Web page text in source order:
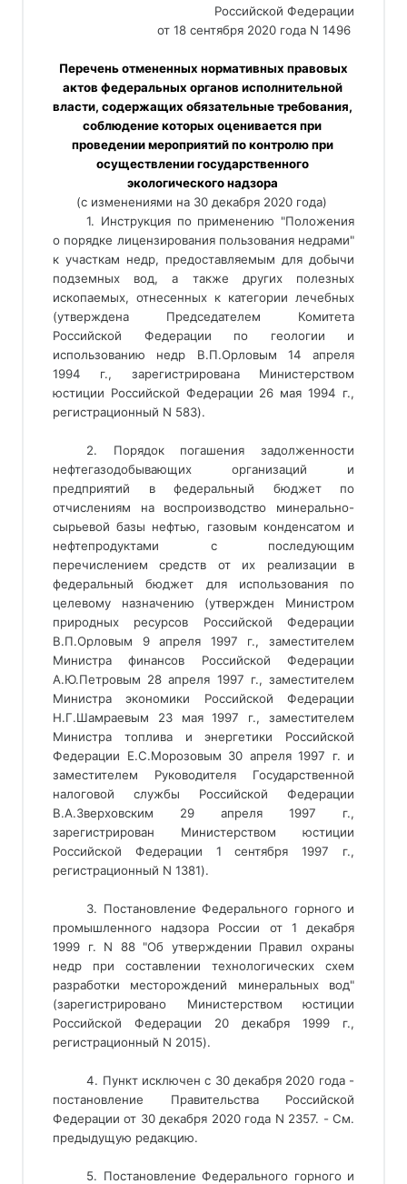
Российской Федерации
от 18 сентября 2020 года N 1496
актов федеральных органов исполнительной
власти, содержащих обязательные требования,
соблюдение которых оценивается при
проведении мероприятий по контролю при
осуществлении государственного
экологического надзора
(с изменениями на 30 декабря 2020 года)
1. Инструкция по применению "Положения
о порядке лицензирования пользования недрами"
к участкам недр, предоставляемым для добычи
подземных вод, а также других полезных
ископаемых, отнесенных к категории лечебных
(утверждена Председателем Комитета
Российской Федерации по геологии и
использованию недр В.П.Орловым 14 апреля
1994 г., зарегистрирована Министерством
юстиции Российской Федерации 26 мая 1994 г.,
регистрационный N 583).
2. Порядок погашения задолженности
нефтегазодобывающих организаций и
предприятий в федеральный бюджет по
отчислениям на воспроизводство минерально-
сырьевой базы нефтью, газовым конденсатом и
нефтепродуктами с последующим
перечислением средств от их реализации в
федеральный бюджет для использования по
целевому назначению (утвержден Министром
природных ресурсов Российской Федерации
В.П.Орловым 9 апреля 1997 г., заместителем
Министра финансов Российской Федерации
А.Ю.Петровым 28 апреля 1997 г., заместителем
Министра экономики Российской Федерации
Н.Г.Шамраевым 23 мая 1997 г., заместителем
Министра топлива и энергетики Российской
Федерации Е.С.Морозовым 30 апреля 1997 г. и
заместителем Руководителя Государственной
налоговой службы Российской Федерации
В.А.Зверховским 29 апреля 1997 г.,
зарегистрирован Министерством юстиции
Российской Федерации 1 сентября 1997 г.,
регистрационный N 1381).
3. Постановление Федерального горного и
промышленного надзора России от 1 декабря
1999 г. N 88 "Об утверждении Правил охраны
недр при составлении технологических схем
разработки месторождений минеральных вод"
(зарегистрировано Министерством юстиции
Российской Федерации 20 декабря 1999 г.,
регистрационный N 2015).
4. Пункт исключен с 30 декабря 2020 года -
постановление Правительства Российской
Федерации от 30 декабря 2020 года N 2357. - См.
предыдущую редакцию.
5. Постановление Федерального горного и